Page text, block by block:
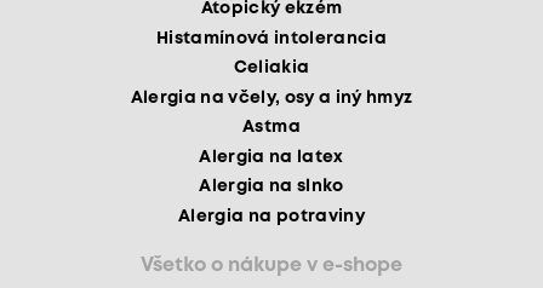
Atopický ekzém
Histamínová intolerancia
Celiakia
Alergia na včely, osy a iný hmyz
Astma
Alergia na latex
Alergia na slnko
Alergia na potraviny
Všetko o nákupe v e-shope